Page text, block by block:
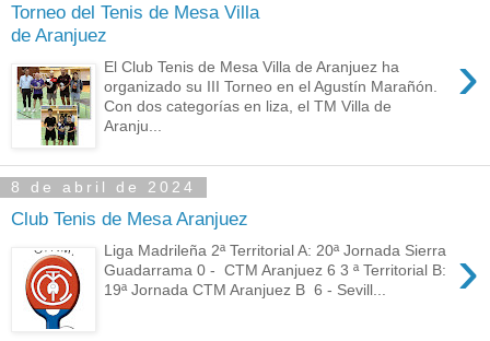
Torneo del Tenis de Mesa Villa
de Aranjuez
›
El Club Tenis de Mesa Villa de Aranjuez ha
organizado su III Torneo en el Agustín Marañón.
Con dos categorías en liza, el TM Villa de
Aranju...
8 de abril de 2024
Club Tenis de Mesa Aranjuez
›
Liga Madrileña 2ª Territorial A: 20ª Jornada Sierra
Guadarrama 0 - CTM Aranjuez 6 3 ª Territorial B:
19ª Jornada CTM Aranjuez B 6 - Sevill...